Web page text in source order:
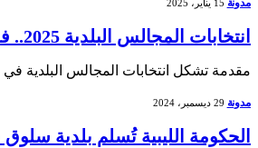
مدونة 15 يناير، 2025
انتخابات المجالس البلدية 2025.. فرصة جديدة أم تحدٍ متجدد
مقدمة تشكل انتخابات المجالس البلدية في عام 2025 نقطة ⁣تحول مهمة ‌في الحياة السياسية. إنها تعكس ⁣آمال المواطنين في⁣ تحسين ‌ظروف الحياة المحلية وتطوير
مدونة 29 ديسمبر، 2024
الحكومة الليبية تُسلم بلدية